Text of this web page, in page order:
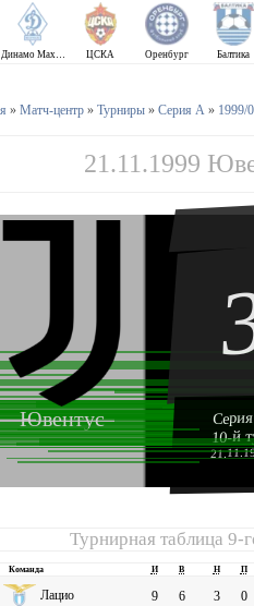
Динамо Махачкала ЦСКА Оренбург Балтика
» Матч-центр» Турниры» Серия А» 1999/
21.11.1999
Ювентус
10-й
Турнирная таблица 9-
Команда И В Н П
Лацио 9 6 3 0